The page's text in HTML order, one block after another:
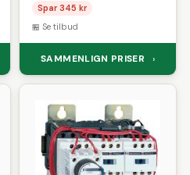
Spar 345 kr
Se tilbud
SAMMENLIGN PRISER ›